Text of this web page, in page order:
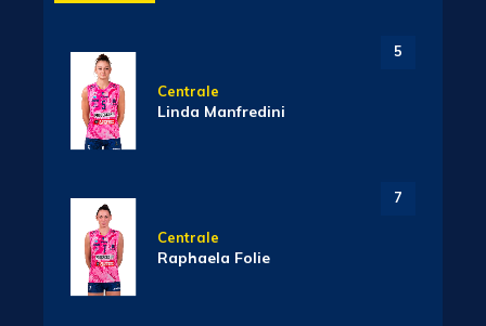
5
Centrale
Linda Manfredini
7
Centrale
Raphaela Folie